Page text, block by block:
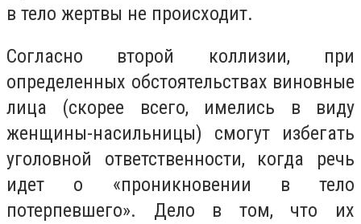
в тело жертвы не происходит.
Согласно второй коллизии, при
определенных обстоятельствах виновные
лица (скорее всего, имелись в виду
женщины-насильницы) смогут избегать
уголовной ответственности, когда речь
идет о «проникновении в тело
потерпевшего». Дело в том, что их